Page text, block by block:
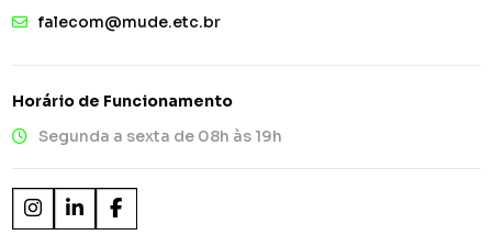
falecom@mude.etc.br
Horário de Funcionamento
Segunda a sexta de 08h às 19h